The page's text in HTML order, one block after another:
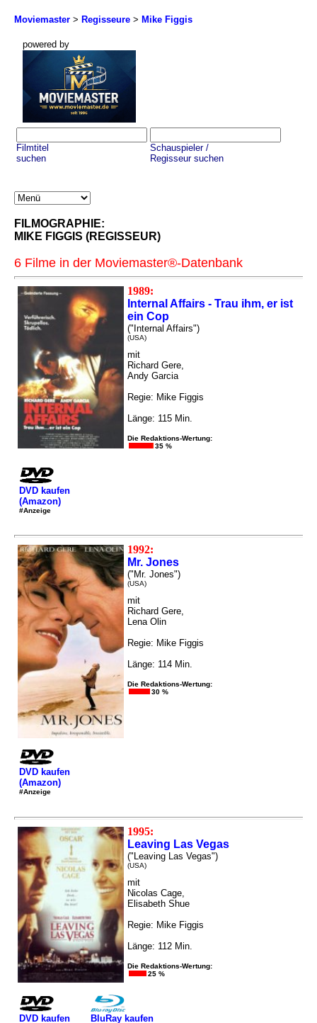
Moviemaster > Regisseure > Mike Figgis
powered by
Filmtitel
suchen
Schauspieler /
Regisseur suchen
FILMOGRAPHIE:
MIKE FIGGIS (REGISSEUR)
6 Filme in der Moviemaster®-Datenbank
1989:
Internal Affairs - Trau ihm, er ist
ein Cop
("Internal Affairs")
(USA)
mit
Richard Gere,
Andy Garcia
Regie: Mike Figgis
Länge: 115 Min.
Die Redaktions-Wertung:
35 %
DVD kaufen
(Amazon)
#Anzeige
1992:
Mr. Jones
("Mr. Jones")
(USA)
mit
Richard Gere,
Lena Olin
Regie: Mike Figgis
Länge: 114 Min.
Die Redaktions-Wertung:
30 %
DVD kaufen
(Amazon)
#Anzeige
1995:
Leaving Las Vegas
("Leaving Las Vegas")
(USA)
mit
Nicolas Cage,
Elisabeth Shue
Regie: Mike Figgis
Länge: 112 Min.
Die Redaktions-Wertung:
25 %
DVD kaufen
BluRay kaufen